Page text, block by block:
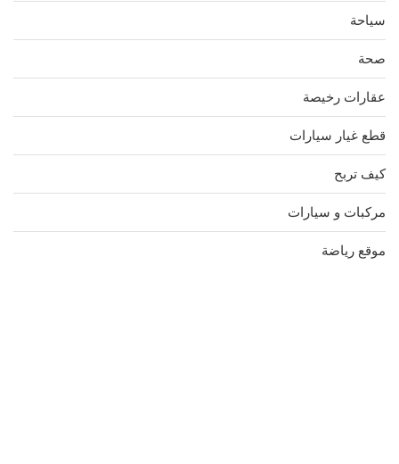
سياحة
صحة
عقارات رخيصة
قطع غيار سيارات
كيف تربح
مركبات و سيارات
موقع رياضة